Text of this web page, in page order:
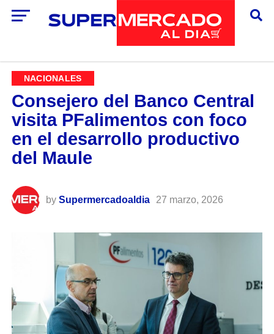
NACIONALES
Consejero del Banco Central
visita PFalimentos con foco
en el desarrollo productivo
del Maule
by Supermercadoaldia 27 marzo, 2026